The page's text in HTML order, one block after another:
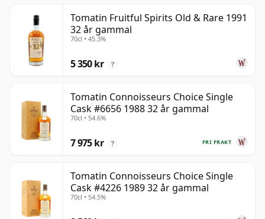
Tomatin Fruitful Spirits Old & Rare 1991
32 år gammal
70cl • 45.3%
5 350 kr ?
Tomatin Connoisseurs Choice Single
Cask #6656 1988 32 år gammal
70cl • 54.6%
FRI FRAKT
7 975 kr ?
Tomatin Connoisseurs Choice Single
Cask #4226 1989 32 år gammal
70cl • 54.5%